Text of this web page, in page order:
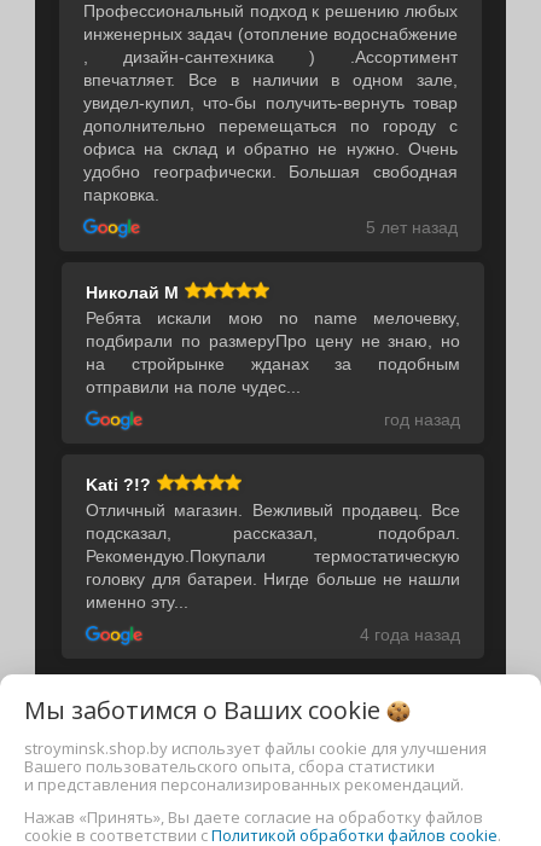
Профессиональный подход к решению любых
инженерных задач (отопление водоснабжение
, дизайн-сантехника ) .Ассортимент
впечатляет. Все в наличии в одном зале,
увидел-купил, что-бы получить-вернуть товар
дополнительно перемещаться по городу с
офиса на склад и обратно не нужно. Очень
удобно географически. Большая свободная
парковка.
5 лет назад
Николай М
Ребята искали мою no name мелочевку,
подбирали по размеруПро цену не знаю, но
на стройрынке жданах за подобным
отправили на поле чудес...
год назад
Kati ?!?
Отличный магазин. Вежливый продавец. Все
подсказал, рассказал, подобрал.
Рекомендую.Покупали термостатическую
головку для батареи. Нигде больше не нашли
именно эту...
4 года назад
ЧТУП "Наша Сантехника"
Режим работы: Пн , Вт , Ср , Чт , Пт , Сб , Вс c 08:00 до 20:00
Свидетельство выдано 27 марта 2012 г. Администрацией
УНП 191712947
г. Минск , ул. Пономаренко 35а , 116 индекс 220015
Мы заботимся о Ваших cookie
stroyminsk.shop.by использует файлы cookie для улучшения
Вашего пользовательского опыта, сбора статистики
и представления персонализированных рекомендаций.
Нажав «Принять», Вы даете согласие на обработку файлов
cookie в соответствии сПолитикой обработки файлов cookie.